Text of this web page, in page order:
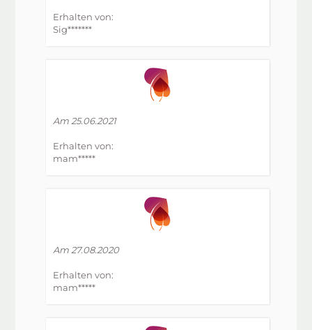
Erhalten von:
Sig*******
Am 25.06.2021
Erhalten von:
mam*****
Am 27.08.2020
Erhalten von:
mam*****